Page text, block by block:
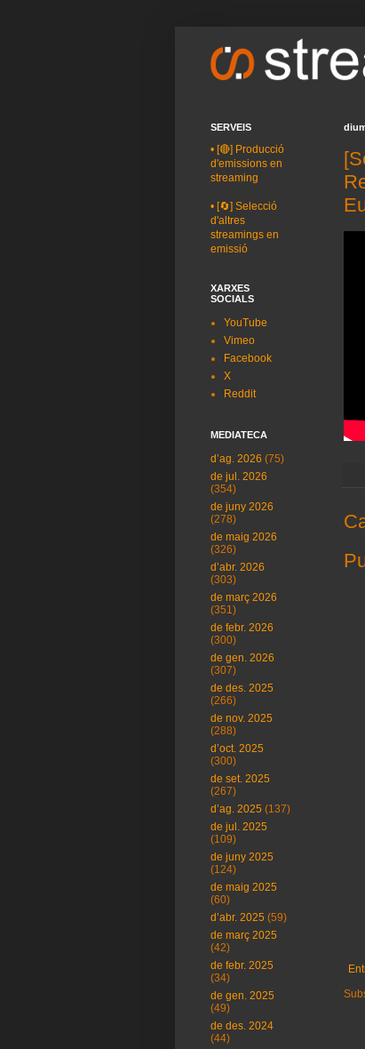
SERVEIS
• [🔴] Producció
d'emissions en
streaming
• [🔄] Selecció
d'altres
streamings en
emissió
XARXES
SOCIALS
YouTube
Vimeo
Facebook
X
Reddit
MEDIATECA
d’ag. 2026 (75)
de jul. 2026
(354)
de juny 2026
(278)
de maig 2026
(326)
d’abr. 2026
(303)
de març 2026
(351)
de febr. 2026
(300)
de gen. 2026
(307)
de des. 2025
(266)
de nov. 2025
(288)
d’oct. 2025
(300)
de set. 2025
(267)
d’ag. 2025 (137)
de jul. 2025
(109)
de juny 2025
(124)
de maig 2025
(60)
d’abr. 2025 (59)
de març 2025
(42)
de febr. 2025
(34)
de gen. 2025
(49)
de des. 2024
(44)